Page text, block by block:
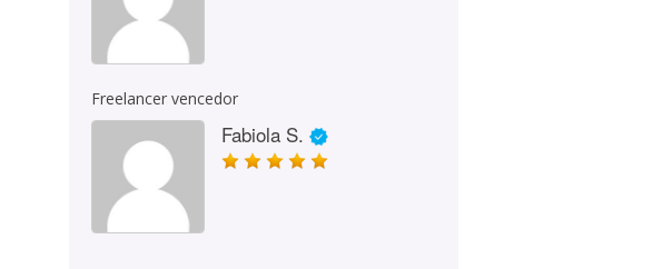
Freelancer vencedor
Fabiola S.